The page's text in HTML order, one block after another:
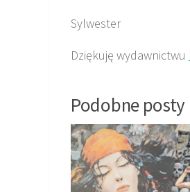
Sylwester
Dziękuję wydawnictwu
Podobne posty